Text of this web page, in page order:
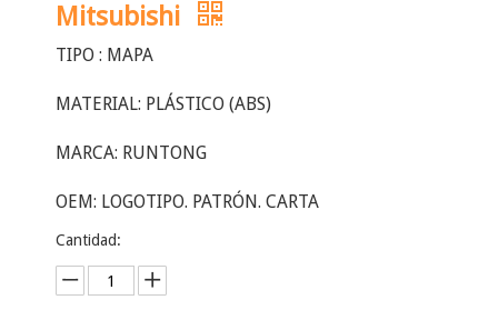
Mitsubishi
TIPO : MAPA
MATERIAL: PLÁSTICO (ABS)
MARCA: RUNTONG
OEM: LOGOTIPO. PATRÓN. CARTA
Cantidad: